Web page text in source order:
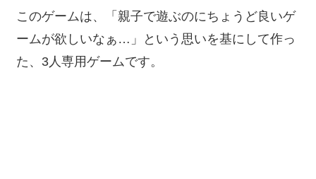
このゲームは、「親子で遊ぶのにちょうど良いゲ
ームが欲しいなぁ…」という思いを基にして作っ
た、3人専用ゲームです。